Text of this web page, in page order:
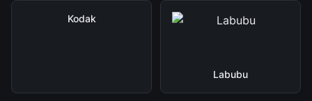
Kodak
Labubu